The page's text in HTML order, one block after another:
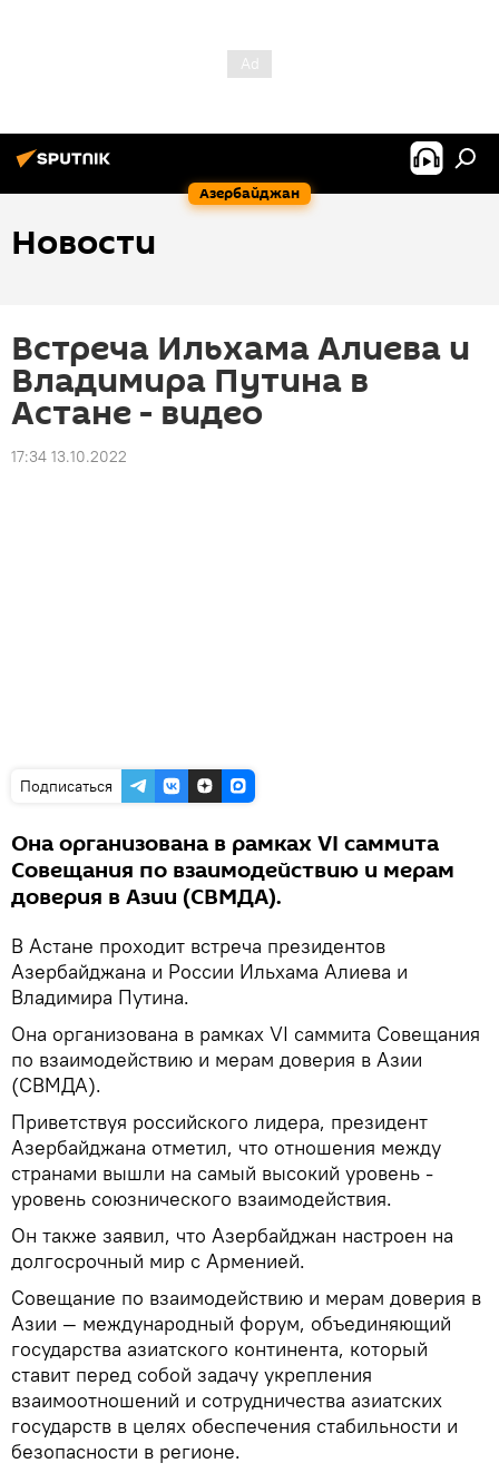
Азербайджан
Новости
Встреча Ильхама Алиева и
Владимира Путина в
Астане - видео
17:34 13.10.2022
Подписаться
Она организована в рамках VI саммита
Совещания по взаимодействию и мерам
доверия в Азии (CВМДА).
В Астане проходит встреча президентов
Азербайджана и России Ильхама Алиева и
Владимира Путина.
Она организована в рамках VI саммита Совещания
по взаимодействию и мерам доверия в Азии
(CВМДА).
Приветствуя российского лидера, президент
Азербайджана отметил, что отношения между
странами вышли на самый высокий уровень -
уровень союзнического взаимодействия.
Он также заявил, что Азербайджан настроен на
долгосрочный мир с Арменией.
Совещание по взаимодействию и мерам доверия в
Азии — международный форум, объединяющий
государства азиатского континента, который
ставит перед собой задачу укрепления
взаимоотношений и сотрудничества азиатских
государств в целях обеспечения стабильности и
безопасности в регионе.